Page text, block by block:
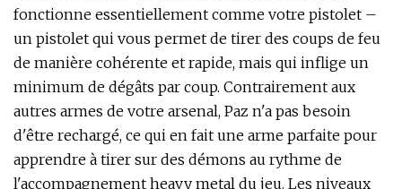
fonctionne essentiellement comme votre pistolet –
un pistolet qui vous permet de tirer des coups de feu
de manière cohérente et rapide, mais qui inflige un
minimum de dégâts par coup. Contrairement aux
autres armes de votre arsenal, Paz n'a pas besoin
d'être rechargé, ce qui en fait une arme parfaite pour
apprendre à tirer sur des démons au rythme de
l'accompagnement heavy metal du jeu. Les niveaux